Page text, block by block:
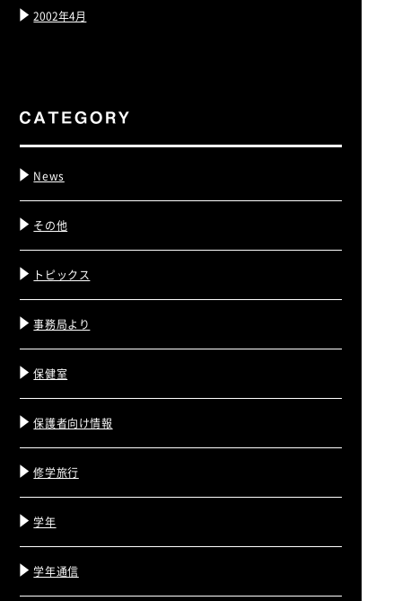
2002年4月
News
その他
トピックス
事務局より
保健室
保護者向け情報
修学旅行
学年
学年通信